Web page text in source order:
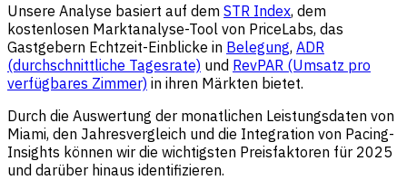
Unsere Analyse basiert auf dem STR Index, dem
kostenlosen Marktanalyse-Tool von PriceLabs, das
Gastgebern Echtzeit-Einblicke in Belegung, ADR
(durchschnittliche Tagesrate) und RevPAR (Umsatz pro
verfügbares Zimmer) in ihren Märkten bietet.
Durch die Auswertung der monatlichen Leistungsdaten von
Miami, den Jahresvergleich und die Integration von Pacing-
Insights können wir die wichtigsten Preisfaktoren für 2025
und darüber hinaus identifizieren.